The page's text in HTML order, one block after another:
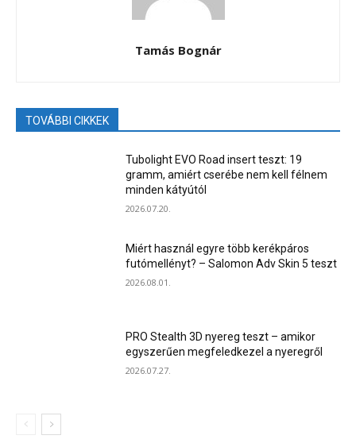
Tamás Bognár
TOVÁBBI CIKKEK
Tubolight EVO Road insert teszt: 19
gramm, amiért cserébe nem kell félnem
minden kátyútól
2026.07.20.
Miért használ egyre több kerékpáros
futómellényt? – Salomon Adv Skin 5 teszt
2026.08.01.
PRO Stealth 3D nyereg teszt – amikor
egyszerűen megfeledkezel a nyeregről
2026.07.27.